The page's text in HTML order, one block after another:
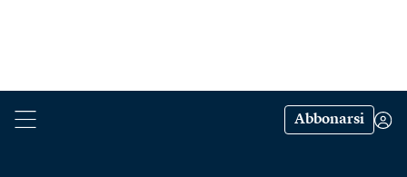
Abbonarsi